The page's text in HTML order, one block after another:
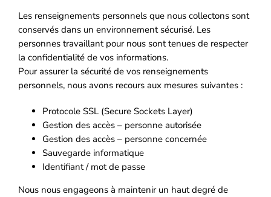
Les renseignements personnels que nous collectons sont
conservés dans un environnement sécurisé. Les
personnes travaillant pour nous sont tenues de respecter
la confidentialité de vos informations.
Pour assurer la sécurité de vos renseignements
personnels, nous avons recours aux mesures suivantes :
Protocole SSL (Secure Sockets Layer)
Gestion des accès – personne autorisée
Gestion des accès – personne concernée
Sauvegarde informatique
Identifiant / mot de passe
Nous nous engageons à maintenir un haut degré de